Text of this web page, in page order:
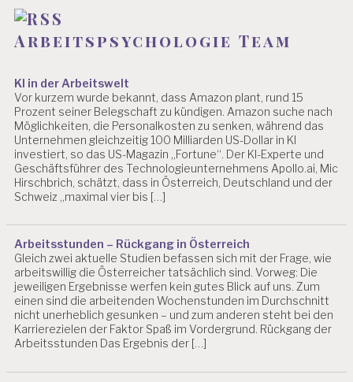
T
A
B
L
I
N
D
E
V
A
U
I
E
R
U
N
G
P
S
C
Arbeitspsychologie Team
KI in der Arbeitswelt
Vor kurzem wurde bekannt, dass Amazon plant, rund 15
Prozent seiner Belegschaft zu kündigen. Amazon suche nach
Möglichkeiten, die Personalkosten zu senken, während das
Unternehmen gleichzeitig 100 Milliarden US-Dollar in KI
investiert, so das US-Magazin „Fortune“. Der KI-Experte und
Geschäftsführer des Technologieunternehmens Apollo.ai, Mic
Hirschbrich, schätzt, dass in Österreich, Deutschland und der
Schweiz „maximal vier bis […]
Arbeitsstunden – Rückgang in Österreich
Gleich zwei aktuelle Studien befassen sich mit der Frage, wie
arbeitswillig die Österreicher tatsächlich sind. Vorweg: Die
jeweiligen Ergebnisse werfen kein gutes Blick auf uns. Zum
einen sind die arbeitenden Wochenstunden im Durchschnitt
nicht unerheblich gesunken – und zum anderen steht bei den
Karrierezielen der Faktor Spaß im Vordergrund. Rückgang der
Arbeitsstunden Das Ergebnis der […]